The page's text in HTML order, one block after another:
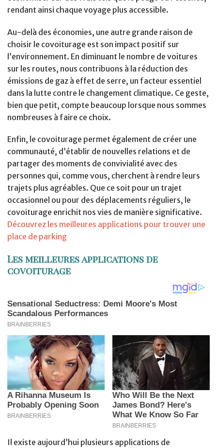
rendant ainsi chaque voyage plus accessible.
Au-delà des économies, une autre grande raison de
choisir le covoiturage est son impact positif sur
l’environnement. En diminuant le nombre de voitures
sur les routes, nous contribuons à la réduction des
émissions de gaz à effet de serre, un facteur essentiel
dans la lutte contre le changement climatique. Ce geste,
bien que petit, compte beaucoup lorsque nous sommes
nombreuses à faire ce choix.
Enfin, le covoiturage permet également de créer une
communauté, d’établir de nouvelles relations et de
partager des moments de convivialité avec des
personnes qui, comme vous, cherchent à rendre leurs
trajets plus agréables. Que ce soit pour un trajet
occasionnel ou pour des déplacements réguliers, le
covoiturage enrichit nos vies de manière significative.
Découvrez les meilleures applications pour trouver une
place de parking
Les meilleures applications de
covoiturage
Il existe aujourd’hui plusieurs applications de